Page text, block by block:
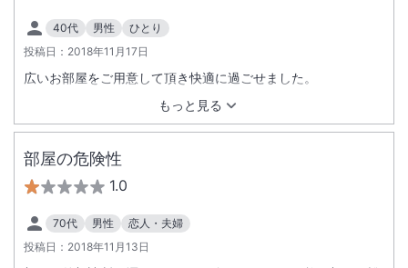
40代 男性
ひとり
投稿日： 2018年11月17日
もっと見る
広いお部屋をご用意して頂き快適に過ごせました。
部屋の危険性
1.0
70代 男性
恋人・夫婦
投稿日： 2018年11月13日